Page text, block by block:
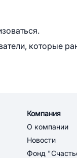
которые
Компания
О компании
Новости
Фонд